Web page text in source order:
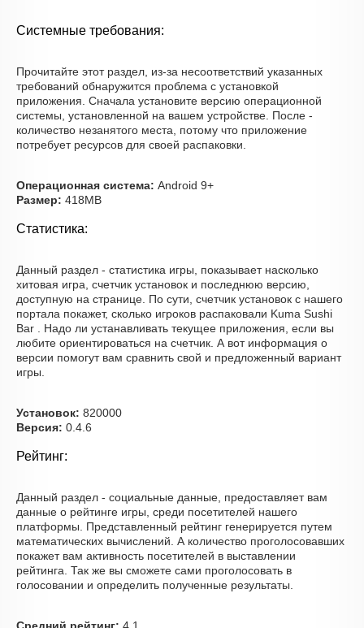
Системные требования:
Прочитайте этот раздел, из-за несоответствий указанных
требований обнаружится проблема с установкой
приложения. Сначала установите версию операционной
системы, установленной на вашем устройстве. После -
количество незанятого места, потому что приложение
потребует ресурсов для своей распаковки.
Операционная система: Android 9+
Размер: 418MB
Статистика:
Данный раздел - статистика игры, показывает насколько
хитовая игра, счетчик установок и последнюю версию,
доступную на странице. По сути, счетчик установок с нашего
портала покажет, сколько игроков распаковали Kuma Sushi
Bar . Надо ли устанавливать текущее приложения, если вы
любите ориентироваться на счетчик. А вот информация о
версии помогут вам сравнить свой и предложенный вариант
игры.
Установок: 820000
Версия: 0.4.6
Рейтинг:
Данный раздел - социальные данные, предоставляет вам
данные о рейтинге игры, среди посетителей нашего
платформы. Представленный рейтинг генерируется путем
математических вычислений. А количество проголосовавших
покажет вам активность посетителей в выставлении
рейтинга. Так же вы сможете сами проголосовать в
голосовании и определить полученные результаты.